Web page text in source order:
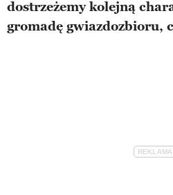
dostrzeżemy kolejną
gromadę gwiazdozbioru,